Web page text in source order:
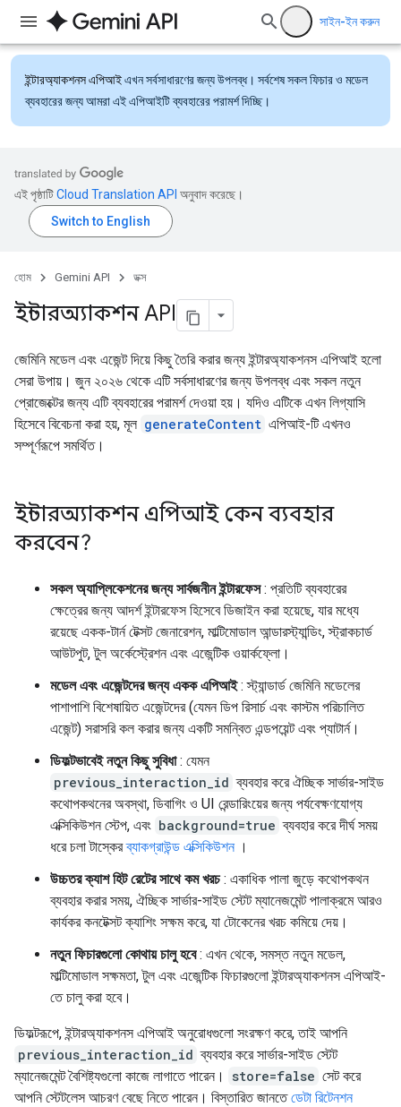
সাইন-ইন করুন
ইন্টারঅ্যাকশনস এপিআইএখন সর্বসাধারণের জন্য উপলব্ধ। সর্বশেষ সকল ফিচার ও মডেল
ব্যবহারের জন্য আমরা এই এপিআইটি ব্যবহারের পরামর্শ দিচ্ছি।
এই পৃষ্ঠাটিCloud Translation API অনুবাদ করেছে।
হোম Gemini API ডক্স
ইন্টারঅ্যাকশন API
জেমিনি মডেল এবং এজেন্ট দিয়ে কিছু তৈরি করার জন্য ইন্টারঅ্যাকশনস এপিআই হলো
সেরা উপায়। জুন ২০২৬ থেকে এটি সর্বসাধারণের জন্য উপলব্ধ এবং সকল নতুন
প্রোজেক্টের জন্য এটি ব্যবহারের পরামর্শ দেওয়া হয়। যদিও এটিকে এখন লিগ্যাসি
হিসেবে বিবেচনা করা হয়, মূল generateContent এপিআই-টি এখনও
সম্পূর্ণরূপে সমর্থিত।
ইন্টারঅ্যাকশন এপিআই কেন ব্যবহার
করবেন?
সকল অ্যাপ্লিকেশনের জন্য সার্বজনীন ইন্টারফেস: প্রতিটি ব্যবহারের
ক্ষেত্রের জন্য আদর্শ ইন্টারফেস হিসেবে ডিজাইন করা হয়েছে, যার মধ্যে
রয়েছে একক-টার্ন টেক্সট জেনারেশন, মাল্টিমোডাল আন্ডারস্ট্যান্ডিং, স্ট্রাকচার্ড
আউটপুট, টুল অর্কেস্ট্রেশন এবং এজেন্টিক ওয়ার্কফ্লো।
মডেল এবং এজেন্টদের জন্য একক এপিআই: স্ট্যান্ডার্ড জেমিনি মডেলের
পাশাপাশি বিশেষায়িত এজেন্টদের (যেমন ডিপ রিসার্চ এবং কাস্টম পরিচালিত
এজেন্ট) সরাসরি কল করার জন্য একটি সমন্বিত এন্ডপয়েন্ট এবং প্যাটার্ন।
ডিফল্টভাবেই নতুন কিছু সুবিধা: যেমন
previous_interaction_id ব্যবহার করে ঐচ্ছিক সার্ভার-সাইড
কথোপকথনের অবস্থা, ডিবাগিং ও UI রেন্ডারিংয়ের জন্য পর্যবেক্ষণযোগ্য
এক্সিকিউশন স্টেপ, এবং background=true ব্যবহার করে দীর্ঘ সময়
ধরে চলা টাস্কেরব্যাকগ্রাউন্ড এক্সিকিউশন।
উচ্চতর ক্যাশ হিট রেটের সাথে কম খরচ: একাধিক পালা জুড়ে কথোপকথন
ব্যবহার করার সময়, ঐচ্ছিক সার্ভার-সাইড স্টেট ম্যানেজমেন্ট পালাক্রমে আরও
কার্যকর কনটেক্সট ক্যাশিং সক্ষম করে, যা টোকেনের খরচ কমিয়ে দেয়।
নতুন ফিচারগুলো কোথায় চালু হবে: এখন থেকে, সমস্ত নতুন মডেল,
মাল্টিমোডাল সক্ষমতা, টুল এবং এজেন্টিক ফিচারগুলো ইন্টারঅ্যাকশনস এপিআই-
তে চালু করা হবে।
ডিফল্টরূপে, ইন্টারঅ্যাকশনস এপিআই অনুরোধগুলো সংরক্ষণ করে, তাই আপনি
previous_interaction_id ব্যবহার করে সার্ভার-সাইড স্টেট
ম্যানেজমেন্ট বৈশিষ্ট্যগুলো কাজে লাগাতে পারেন।
store=false সেট করে
আপনি স্টেটলেস আচরণ বেছে নিতে পারেন। বিস্তারিত জানতেডেটা রিটেনশন